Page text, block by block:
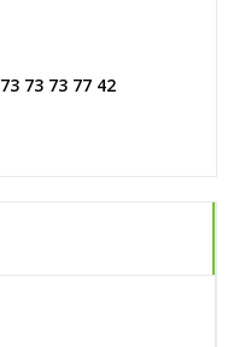
73 73 73 77 42